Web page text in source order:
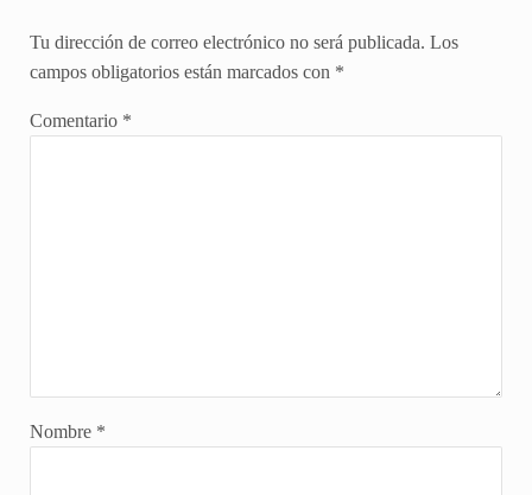
Tu dirección de correo electrónico no será publicada. Los
campos obligatorios están marcados con *
Comentario *
Nombre *